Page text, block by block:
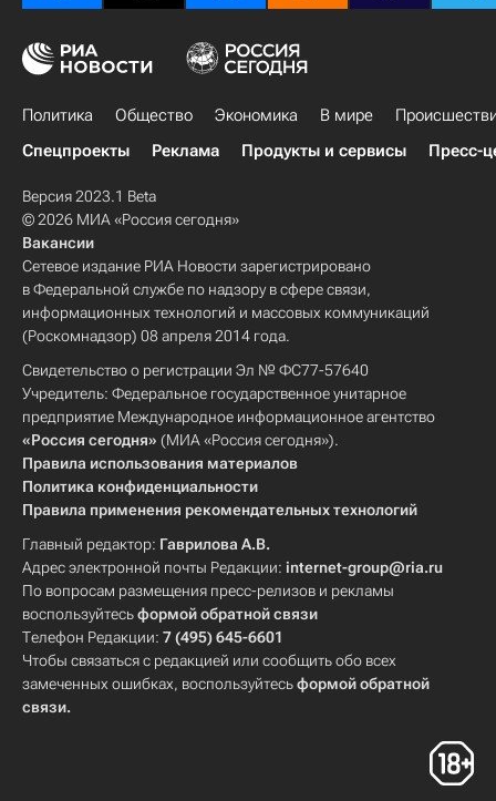
Себастьян Ахо
Патрик Кейн
Политика Общество Экономика В мире
Спецпроекты
Реклама Продукты и сервисы Пресс-
Версия 2023.1 Beta
© 2026 МИА «Россия сегодня»
Вакансии
Сетевое издание РИА Новости зарегистрировано
в Федеральной службе по надзору в сфере связи,
информационных технологий и массовых коммуникаций
(Роскомнадзор) 08 апреля 2014 года.
Свидетельство о регистрации Эл № ФС77-57640
Учредитель: Федеральное государственное унитарное
предприятие Международное информационное агентство
«Россия сегодня» (МИА «Россия сегодня»).
Правила использования материалов
Политика конфиденциальности
Правила применения рекомендательных технологий
Главный редактор: Гаврилова А.В.
Адрес электронной почты Редакции: internet-group@ria.ru
По вопросам размещения пресс-релизов и рекламы
воспользуйтесьформой обратной связи
Телефон Редакции: 7 (495) 645-6601
Чтобы связаться с редакцией или сообщить обо всех
замеченных ошибках, воспользуйтесьформой обратной
связи.